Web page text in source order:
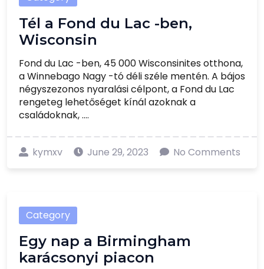
Tél a Fond du Lac -ben,
Wisconsin
Fond du Lac -ben, 45 000 Wisconsinites otthona,
a Winnebago Nagy -tó déli széle mentén. A bájos
négyszezonos nyaralási célpont, a Fond du Lac
rengeteg lehetőséget kínál azoknak a
családoknak, ....
kymxv June 29, 2023 No Comments
Category
Egy nap a Birmingham
karácsonyi piacon